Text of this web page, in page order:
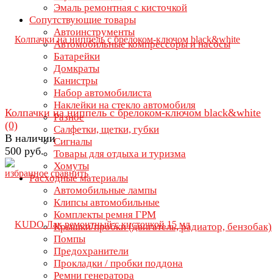
Эмаль ремонтная с кисточкой
Сопутствующие товары
Автоинструменты
Автомобильные компрессоры и насосы
Батарейки
Домкраты
Канистры
Набор автомобилиста
Наклейки на стекло автомобиля
Разное
Салфетки, щетки, губки
Сигналы
Товары для отдыха и туризма
Хомуты
Расходные материалы
Автомобильные лампы
Клипсы автомобильные
Комплекты ремня ГРМ
Крышки/пробки (двигатель, радиатор, бензобак)
Помпы
Предохранители
Прокладки / пробки поддона
Ремни генератора
избранное сравнить
Колпачки на ниппель с брелоком-ключом black&white
(0)
В наличии
500 руб.